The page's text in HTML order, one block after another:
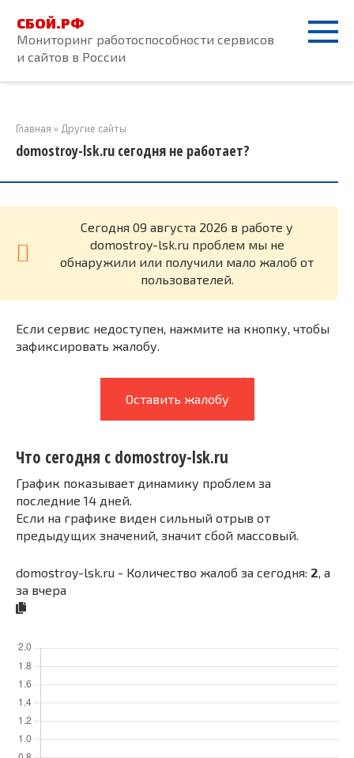
контенту
СБОЙ.РФ
Мониторинг работоспособности сервисов
и сайтов в России
Главная » Другие сайты
domostroy-lsk.ru сегодня не работает?
Cегодня 09 августа 2026 в работе у
domostroy-lsk.ru проблем мы не
обнаружили или получили мало жалоб от
пользователей.
Если сервис недоступен, нажмите на кнопку, чтобы
зафиксировать жалобу.
Оставить жалобу
Что сегодня с domostroy-lsk.ru
График показывает динамику проблем за
последние 14 дней.
Если на графике виден сильный отрыв от
предыдущих значений, значит сбой массовый.
domostroy-lsk.ru - Количество жалоб за сегодня: 2 , а
за вчера